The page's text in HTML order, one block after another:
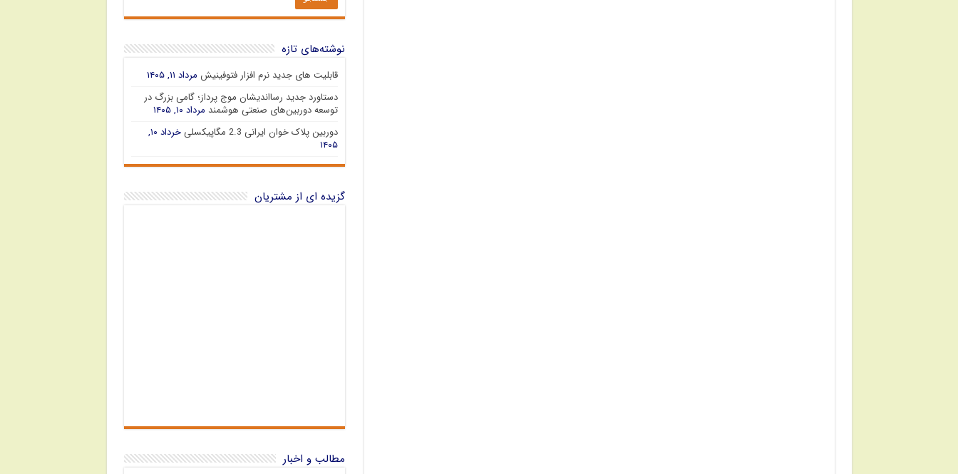
نوشته‌های تازه
قابلیت های جدید نرم افزار فتوفینیش مرداد ۱۱, ۱۴۰۵
دستاورد جدید رسااندیشان موج پرداز؛ گامی بزرگ در
توسعه دوربین‌های صنعتی هوشمند مرداد ۱۰, ۱۴۰۵
دوربین پلاک خوان ایرانی 2.3 مگاپیکسلی
خرداد ۱۰,
۱۴۰۵
گزیده ای از مشتریان
مطالب و اخبار